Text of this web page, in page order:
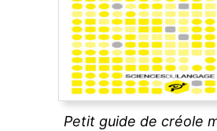
Petit guide de créole
martiniquais, destinée tant aux
langue, qui bien souvent ne lui
notion de « grammaire », qu'aux
Tous risquent d'être
complexité.
découvrir